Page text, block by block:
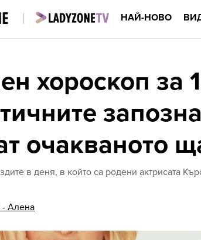
НАЙ-НОВО
хороскоп за
очакваното
в деня, в който са родени актрисата
- Алена